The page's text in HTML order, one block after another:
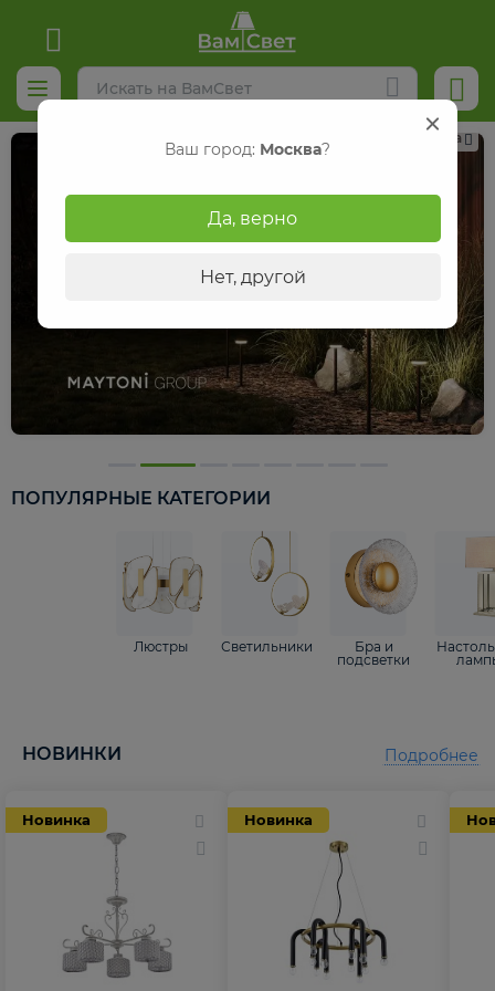
Реклама
ПОПУЛЯРНЫЕ КАТЕГОРИИ
Люстры Светильники
Бра и
подсветки
НОВИНКИ
Новинка Новинка
Подробнее
Ваш город: Москва?
Да, верно
Нет, другой